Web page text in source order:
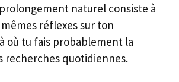
naturel consiste à
réflexes sur ton
où tu fais probablement la
recherches quotidiennes.